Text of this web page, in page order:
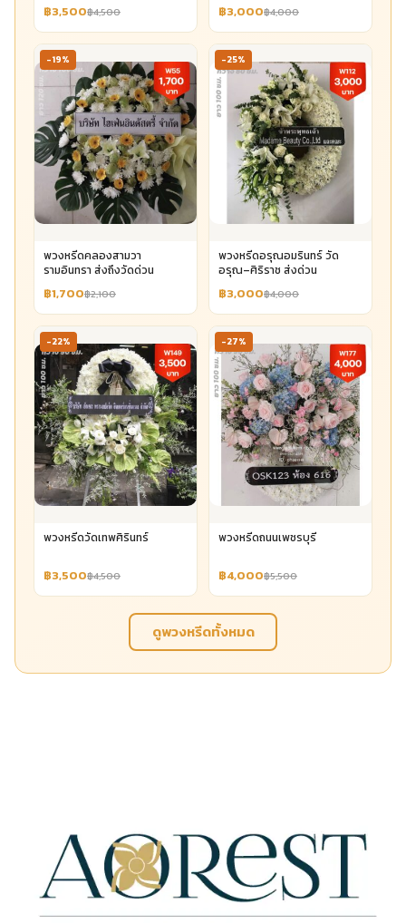
฿3,500฿4,500 ฿3,000฿4,000
-19%
พวงหรีดคลองสามวา
รามอินทรา ส่งถึงวัดด่วน
฿1,700฿2,100
-25%
พวงหรีดอรุณอมรินทร์ วัด
อรุณ–ศิริราช ส่งด่วน
฿3,000฿4,000
-22%
พวงหรีดวัดเทพศิรินทร์
฿3,500฿4,500
-27%
พวงหรีดถนนเพชรบุรี
฿4,000฿5,500
ดูพวงหรีดทั้งหมด